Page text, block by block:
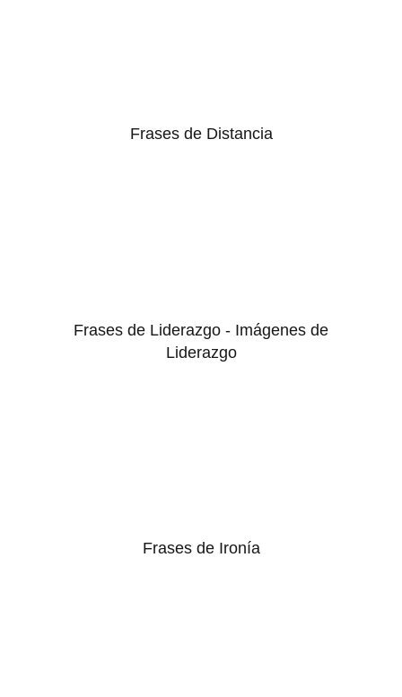
Frases de Distancia
Frases de Liderazgo - Imágenes de
Liderazgo
Frases de Ironía